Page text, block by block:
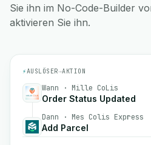
Sie ihn im No-Code-Builder
aktivieren Sie ihn.
⚡AUSLÖSER→AKTION
Wann · Mille CoLis
Order Status Updated
Dann · Mes Colis Express
Add Parcel